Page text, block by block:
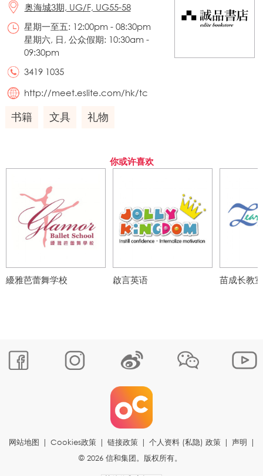
奥海城3期, UG/F, UG55-58
星期一至五: 12:00pm - 08:30pm
星期六, 日, 公众假期: 10:30am -
09:30pm
3419 1035
http://meet.eslite.com/hk/tc
书籍 文具 礼物
你或许喜欢
纋雅芭蕾舞学校 啟言英语 苗成长教室
网站地图 Cookies政策 链接政策 个人资料 (私隐) 政策 声明
© 2026 信和集团。版权所有。